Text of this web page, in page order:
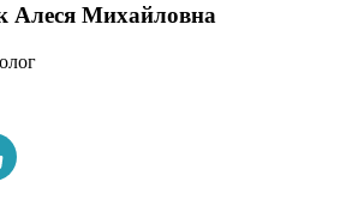
Алеся Михайловна